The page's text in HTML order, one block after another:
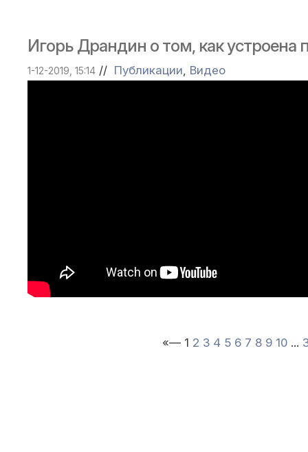
Игорь Драндин о том, как устроена
1-12-2019, 15:14 // Публикации Видео
«— 1 2 3 4 5 6 7 8 9 10 ...